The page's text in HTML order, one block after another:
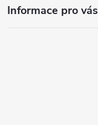
Informace pro vás